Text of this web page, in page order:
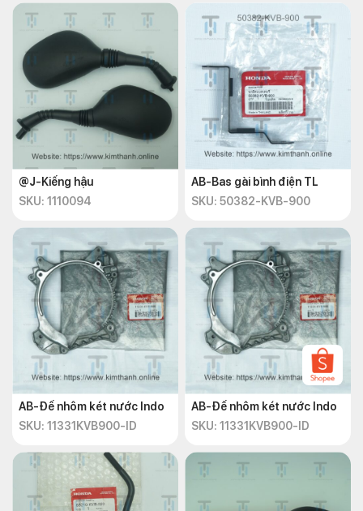
@J-Kiếng hậu
SKU: 1110094
AB-Bas gài bình điện TL
SKU: 50382-KVB-900
AB-Đế nhôm két nước Indo
SKU: 11331KVB900-ID
AB-Đế nhôm két nước Indo
SKU: 11331KVB900-ID